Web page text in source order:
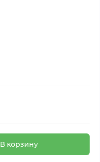
В корзину